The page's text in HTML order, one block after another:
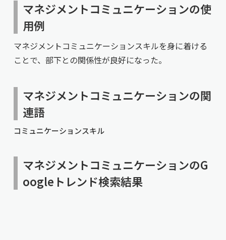
マネジメントコミュニケーションの使
用例
マネジメントコミュニケーションスキルを身に着ける
ことで、部下との関係性が良好になった。
マネジメントコミュニケーションの関
連語
コミュニケーションスキル
マネジメントコミュニケーションのG
oogleトレンド検索結果